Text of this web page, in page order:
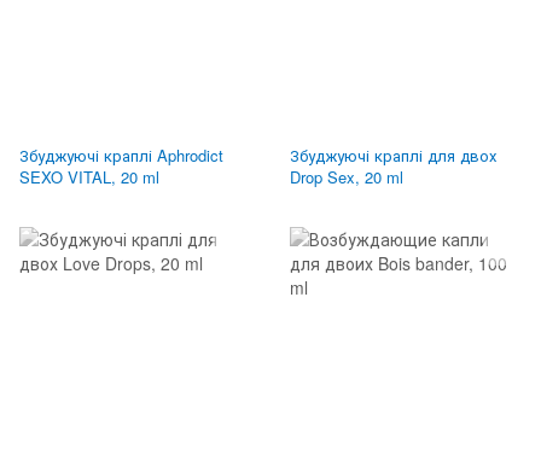
Збуджуючі краплі Aphrodict
SEXO VITAL, 20 ml
Збуджуючі краплі для двох
Drop Sex, 20 ml